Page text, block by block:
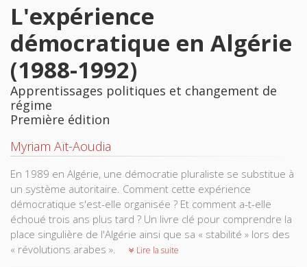
L'expérience
démocratique en Algérie
(1988-1992)
Apprentissages politiques et changement de
régime
Première édition
Myriam Aït-Aoudia
En 1989 en Algérie, une démocratie pluraliste se substitue à
un système autoritaire. Comment cette expérience
démocratique s'est-elle organisée ? Et comment a-t-elle
échoué trois ans plus tard ? Un livre clé pour comprendre la
place singulière de l'Algérie ainsi que sa « stabilité » lors des
« révolutions arabes ».
Lire la suite